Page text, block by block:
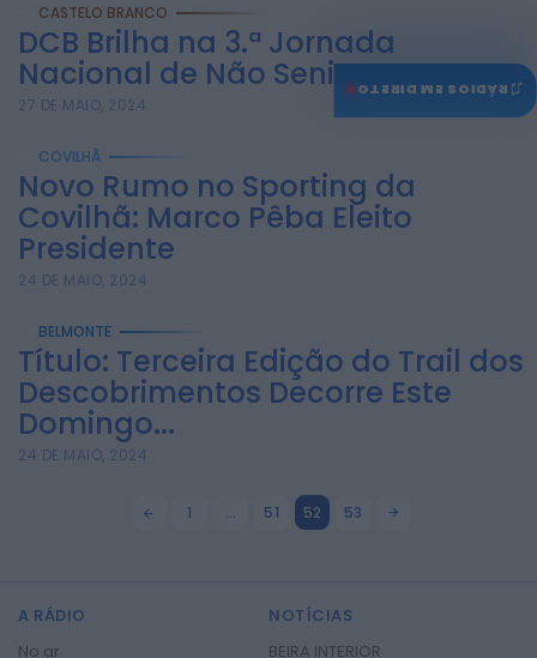
CASTELO BRANCO
DCB Brilha na 3.ª Jornada
Nacional de Não Seniores com...
27 DE MAIO, 2024
COVILHÃ
Novo Rumo no Sporting da
Covilhã: Marco Pêba Eleito
Presidente
24 DE MAIO, 2024
BELMONTE
Título: Terceira Edição do Trail dos
Descobrimentos Decorre Este
Domingo...
24 DE MAIO, 2024
1 … 51 52 53
A RÁDIO
No ar
NOTÍCIAS
BEIRA INTERIOR
♫
RÁDIOS EM DIRETO